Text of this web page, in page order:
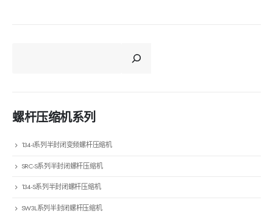
螺杆压缩机系列
134-I系列半封闭变频螺杆压缩机
SRC-S系列半封闭螺杆压缩机
134-S系列半封闭螺杆压缩机
SW3L系列半封闭螺杆压缩机